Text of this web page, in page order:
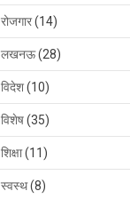
रोजगार(14)
लखनऊ(28)
विदेश(10)
विशेष(35)
शिक्षा(11)
स्वस्थ(8)